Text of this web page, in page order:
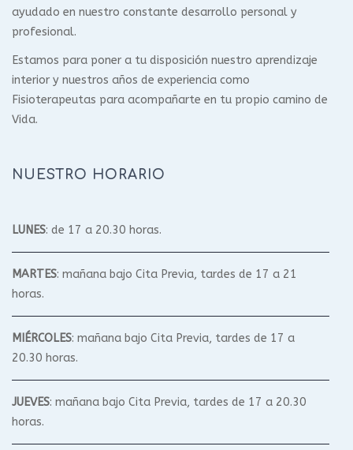
ayudado en nuestro constante desarrollo personal y
profesional.
Estamos para poner a tu disposición nuestro aprendizaje
interior y nuestros años de experiencia como
Fisioterapeutas para acompañarte en tu propio camino de
Vida.
NUESTRO HORARIO
LUNES: de 17 a 20.30 horas.
MARTES: mañana bajo Cita Previa, tardes de 17 a 21
horas.
MIÉRCOLES: mañana bajo Cita Previa, tardes de 17 a
20.30 horas.
JUEVES: mañana bajo Cita Previa, tardes de 17 a 20.30
horas.